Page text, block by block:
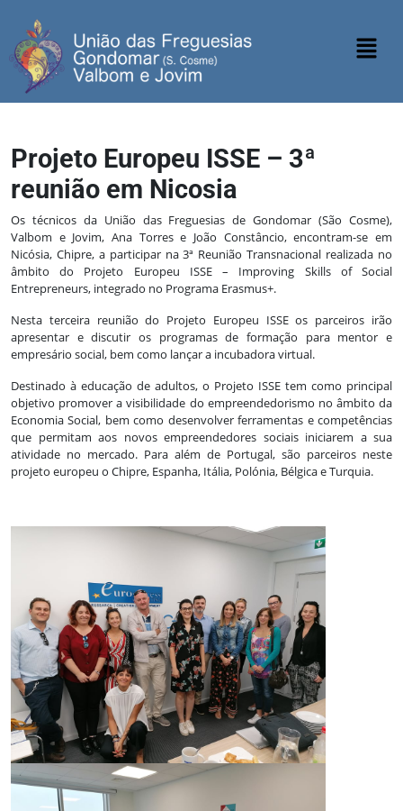
Projeto Europeu ISSE – 3ª
reunião em Nicosia
Os técnicos da União das Freguesias de Gondomar (São Cosme),
Valbom e Jovim, Ana Torres e João Constâncio, encontram-se em
Nicósia, Chipre, a participar na 3ª Reunião Transnacional realizada no
âmbito do Projeto Europeu ISSE – Improving Skills of Social
Entrepreneurs, integrado no Programa Erasmus+.
Nesta terceira reunião do Projeto Europeu ISSE os parceiros irão
apresentar e discutir os programas de formação para mentor e
empresário social, bem como lançar a incubadora virtual.
Destinado à educação de adultos, o Projeto ISSE tem como principal
objetivo promover a visibilidade do empreendedorismo no âmbito da
Economia Social, bem como desenvolver ferramentas e competências
que permitam aos novos empreendedores sociais iniciarem a sua
atividade no mercado. Para além de Portugal, são parceiros neste
projeto europeu o Chipre, Espanha, Itália, Polónia, Bélgica e Turquia.